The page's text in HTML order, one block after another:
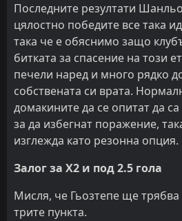
Последните резултати
цялостно победите все така
така че е обяснимо защо
битката за спасение на този
печели наред и много рядко
собствената си врата.
домакините да се опитат да
за да избегнат поражение,
изглежда като резонна опция.
Залог за Х2 и под 2.5 гола
Мисля, че Гьозтепе ще трябва
трите пункта.